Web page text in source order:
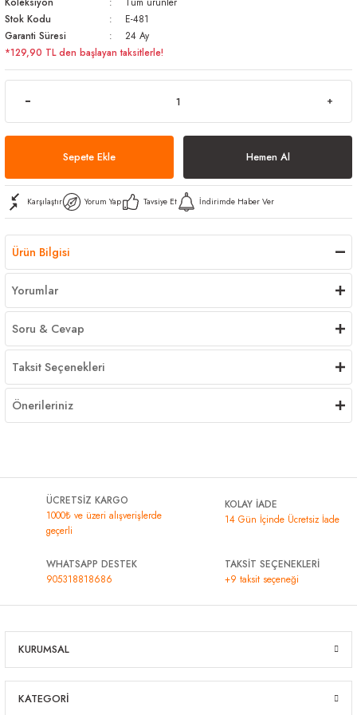
Bezler
Kovalar
Stok Kodu
E-481
Garanti Süresi
24 Ay
*129,90 TL den başlayan taksitlerle!
Sepete Ekle Hemen Al
Karşılaştır Yorum Yap Tavsiye Et İndirimde Haber Ver
Ürün Bilgisi
Yorumlar
Soru & Cevap
Taksit Seçenekleri
Önerileriniz
ÜCRETSİZ KARGO
1000₺ ve üzeri alışverişlerde
geçerli
KOLAY İADE
14 Gün İçinde Ücretsiz İade
WHATSAPP DESTEK
905318818686
TAKSİT SEÇENEKLERİ
+9 taksit seçeneği
KURUMSAL
KATEGORİ